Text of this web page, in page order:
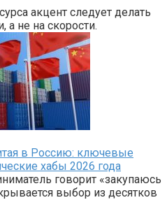
акцент следует делать
а не на скорости.
в Россию: ключевые
хабы 2026 года
говорит «закупаюсь
выбор из десятков